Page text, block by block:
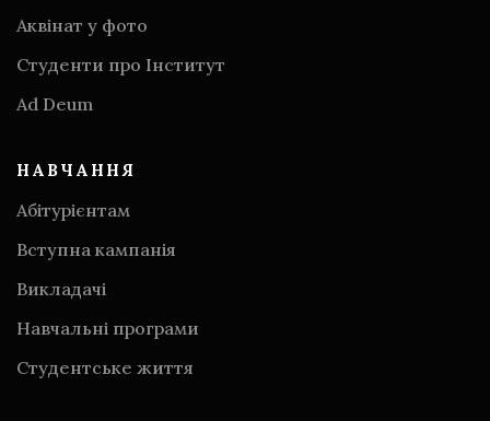
Аквінат у фото
Студенти про Інститут
Аd Deum
НАВЧАННЯ
Абітурієнтам
Вступна кампанія
Викладачі
Навчальні програми
Студентське життя